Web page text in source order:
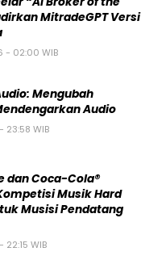
MitradeGPT Versi
- 02:00 WIB
Mengubah
Audio
23:58 WIB
dan Coca-Cola®
Musik Hard
Musisi Pendatang
WIB